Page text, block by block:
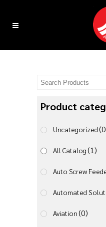
Product
Uncategorized
All Catalog(1)
Auto Screw
Automated
Aviation(0)